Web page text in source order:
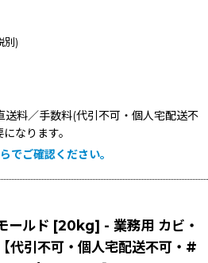
別)
料／手数料(代引不可・個人宅配送不
なります。
でご確認ください。
ールド [20kg] - 業務用 カビ・
代引不可・個人宅配送不可・#